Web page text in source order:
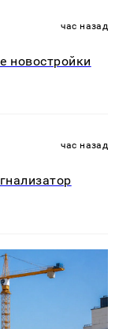
час назад
новостройки
час назад